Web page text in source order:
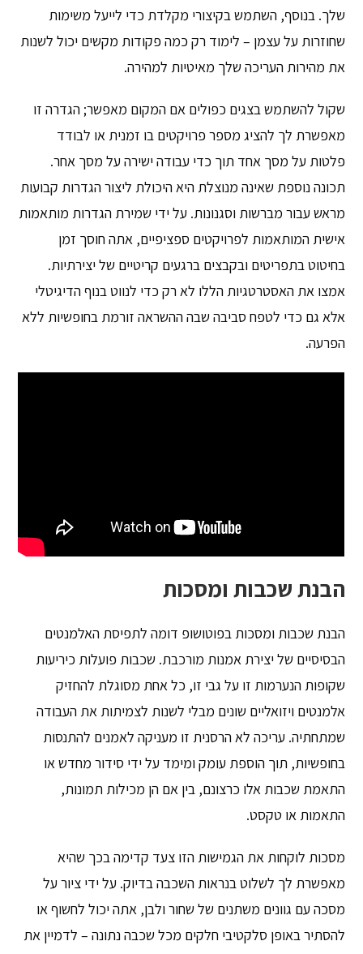
שלך. בנוסף, השתמש בקיצורי מקלדת כדי לייעל משימות
שחוזרות על עצמן – לימוד רק כמה פקודות מקשים יכול לשנות
את מהירות העריכה שלך מאיטיות למהירה.
שקול להשתמש בצגים כפולים אם המקום מאפשר; הגדרה זו
מאפשרת לך להציג מספר פרויקטים בו זמנית או לבודד
פלטות על מסך אחד תוך כדי עבודה ישירה על מסך אחר.
תכונה נוספת שאינה מנוצלת היא היכולת ליצור הגדרות קבועות
מראש עבור מברשות וסגנונות. על ידי שמירת הגדרות מותאמות
אישית המותאמות לפרויקטים ספציפיים, אתה חוסך זמן
בחיטוט בתפריטים ובקבצים ברגעים קריטיים של יצירתיות.
אמצו את האסטרטגיות הללו לא רק כדי לנווט בנוף הדיגיטלי
אלא גם כדי לטפח סביבה שבה ההשראה זורמת בחופשיות ללא
הפרעה.
הבנת שכבות ומסכות
הבנת שכבות ומסכות בפוטושופ דומה לתפיסת האלמנטים
הבסיסיים של יצירת אמנות מורכבת. שכבות פועלות כיריעות
שקופות הנערמות זו על גבי זו, כל אחת מסוגלת להחזיק
אלמנטים ויזואליים שונים מבלי לשנות לצמיתות את העבודה
שמתחתיה. עריכה לא הרסנית זו מעניקה לאמנים להתנסות
בחופשיות, תוך הוספת עומק ומימד על ידי סידור מחדש או
התאמת שכבות אלו כרצונם, בין אם הן מכילות תמונות,
התאמות או טקסט.
מסכות לוקחות את הגמישות הזו צעד קדימה בכך שהיא
מאפשרת לך לשלוט בנראות השכבה בדיוק. על ידי ציור על
מסכה עם גוונים משתנים של שחור ולבן, אתה יכול לחשוף או
להסתיר באופן סלקטיבי חלקים מכל שכבה נתונה – לדמיין את